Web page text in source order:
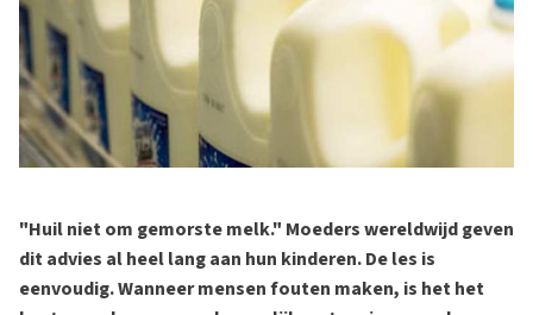
"Huil niet om gemorste melk." Moeders wereldwijd geven
dit advies al heel lang aan hun kinderen. De les is
eenvoudig. Wanneer mensen fouten maken, is het het